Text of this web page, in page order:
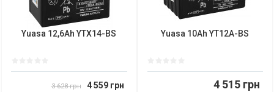
Yuasa 12,6Ah YTX14-BS
3 628 грн 4 559 грн
Yuasa 10Ah YT12A-BS
4 515 грн